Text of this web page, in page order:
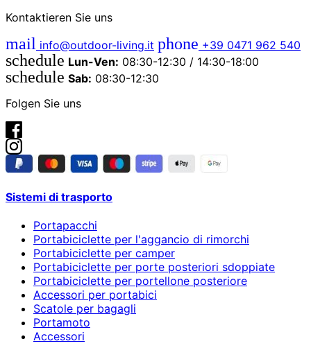
Kontaktieren Sie uns
mail info@outdoor-living.it phone +39 0471 962 540
schedule Lun-Ven: 08:30-12:30 / 14:30-18:00
schedule Sab: 08:30-12:30
Folgen Sie uns
Sistemi di trasporto
Portapacchi
Portabiciclette per l'aggancio di rimorchi
Portabiciclette per camper
Portabiciclette per porte posteriori sdoppiate
Portabiciclette per portellone posteriore
Accessori per portabici
Scatole per bagagli
Portamoto
Accessori